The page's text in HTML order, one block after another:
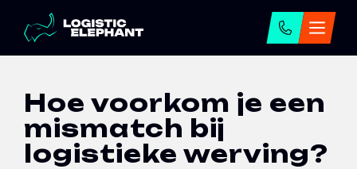
Home →Artikelen
Hoe voorkom je een
mismatch bij logistieke werving?
Hoe voorkom je een
mismatch bij
logistieke werving?